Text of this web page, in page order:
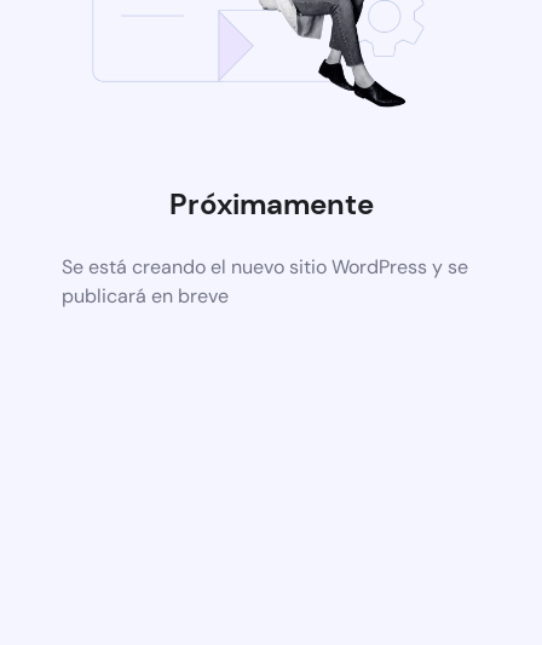
Próximamente
Se está creando el nuevo sitio WordPress y se
publicará en breve